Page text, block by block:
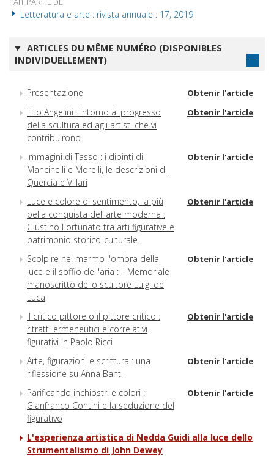
Letteratura e arte : rivista annuale : 17, 2019
ARTICLES DU MÊME NUMÉRO (DISPONIBLES
INDIVIDUELLEMENT)
Presentazione Obtenir l'article
Tito Angelini : Intorno al progresso
della scultura ed agli artisti che vi
contribuirono
Obtenir l'article
Immagini di Tasso : i dipinti di
Mancinelli e Morelli, le descrizioni di
Quercia e Villari
Obtenir l'article
Luce e colore di sentimento, la più
bella conquista dell'arte moderna :
Giustino Fortunato tra arti figurative e
patrimonio storico-culturale
Obtenir l'article
Scolpire nel marmo l'ombra della
luce e il soffio dell'aria : Il Memoriale
manoscritto dello scultore Luigi de
Luca
Obtenir l'article
Il critico pittore o il pittore critico :
ritratti ermeneutici e correlativi
figurativi in Paolo Ricci
Obtenir l'article
Arte, figurazioni e scrittura : una
riflessione su Anna Banti
Obtenir l'article
Parificando inchiostri e colori :
Gianfranco Contini e la seduzione del
figurativo
Obtenir l'article
L'esperienza artistica di Nedda Guidi alla luce dello
Strumentalismo di John Dewey